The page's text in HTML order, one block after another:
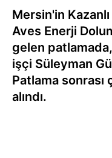
Mersin'in
Aves Enerji
gelen
işçi Süleyman
Patlama sonrası
alındı.